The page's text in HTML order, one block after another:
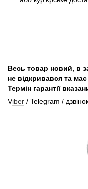
Весь товар новий, в
не відкривався та
Термін гарантії
Viber / Telegram / дзвінок